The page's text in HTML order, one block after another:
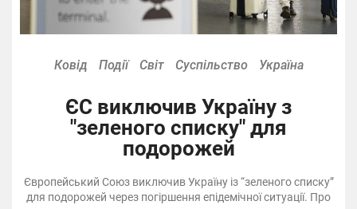
Ковід Події Світ Суспільство Україна
ЄС виключив Україну з
"зеленого списку" для
подорожей
Європейський Союз виключив Україну із “зеленого списку”
для подорожей через погіршення епідемічної ситуації. Про